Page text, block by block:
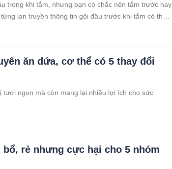
trong khi tắm, nhưng bạn có chắc nên tắm trước hay
lan truyền thông tin gội đầu trước khi tắm có thể
ăn dứa, cơ thể có 5 thay đổi
tươi ngon mà còn mang lại nhiều lợi ích cho sức
bổ, rẻ nhưng cực hại cho 5 nhóm